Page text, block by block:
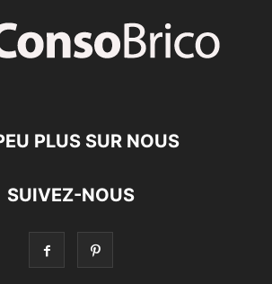
PLUS SUR NOUS
SUIVEZ-NOUS